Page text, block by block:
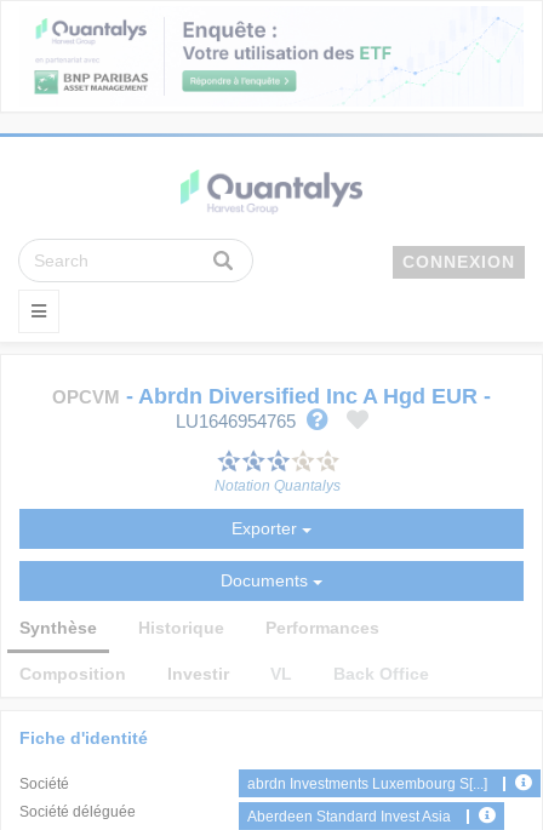
CONNEXION
OPCVM - Abrdn Diversified Inc A Hgd EUR -
LU1646954765
Notation Quantalys
Exporter
Documents
Synthèse Historique Performances
Composition Investir VL Back Office
Fiche d'identité
Société
abrdn Investments Luxembourg S[...]
Société déléguée
Aberdeen Standard Invest Asia